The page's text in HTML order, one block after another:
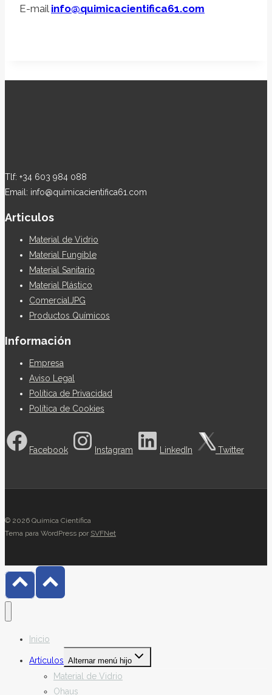
E-mail info@quimicacientifica61.com
Tlf: +34 603 984 088
Email: info@quimicacientifica61.com
Articulos
Material de Vidrio
Material Fungible
Material Sanitario
Material Plástico
ComercialJPG
Productos Químicos
Información
Empresa
Aviso Legal
Política de Privacidad
Política de Cookies
Facebook Instagram LinkedIn Twitter
© 2026 Química Científica
Tema para WordPress por SVFNet
Inicio
Artículos Alternar menú hijo
Material de Vidrio
Ohaus